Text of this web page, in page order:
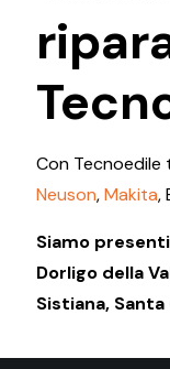
Con Tecnoedile
Neuson,Makita,
Siamo
Dorligo della
Sistiana,